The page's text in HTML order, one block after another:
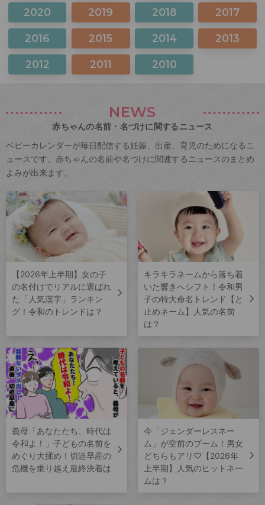
2020 2019 2018 2017
2016 2015 2014 2013
2012 2011 2010
NEWS
赤ちゃんの名前・名づけに関するニュース
ベビーカレンダーが毎日配信する妊娠、出産、育児のためになるニ
ュースです。赤ちゃんの名前や名づけに関連するニュースのまとめ
よみが出来ます。
【2026年上半期】女の子
の名付けでリアルに選ばれ
た「人気漢字」ランキン
グ！令和のトレンドは？
キラキラネームから落ち着
いた響きへシフト！令和男
子の特大命名トレンド【と
止めネーム】人気の名前
は？
義母「あなたたち、時代は
令和よ！」子どもの名前を
めぐり大揉め！切迫早産の
危機を乗り越え最終決着は
今「ジェンダーレスネー
ム」が空前のブーム！男女
どちらもアリ♡【2026年
上半期】人気のヒットネー
ムは？